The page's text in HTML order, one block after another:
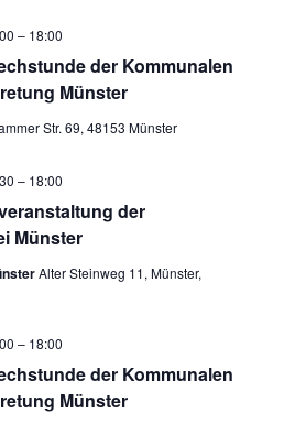
der Kommunalen
Münster
– 18:00
Str. 69, 48153 Münster
der
Münster
– 18:00
Alter Steinweg 11, Münster,
der Kommunalen
Münster
– 18:00